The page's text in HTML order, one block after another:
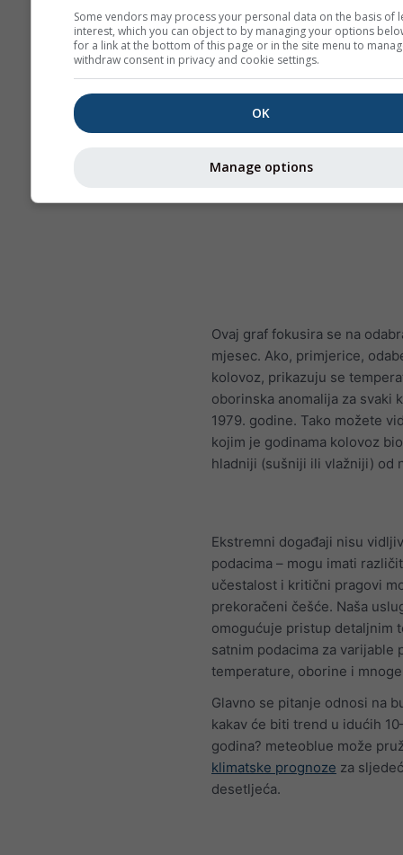
Ovaj graf fokusira se na
mjesec. Ako, primjerice,
kolovoz, prikazuju se
oborinska anomalija za svaki
1979. godine. Tako možete
kojim je godinama kolovoz
hladniji (sušniji ili vlažniji) od
Ekstremni događaji nisu
podacima – mogu imati
učestalost i kritični pragovi
prekoračeni češće. Naša
omogućuje pristup detaljnim
satnim podacima za varijable
temperature, oborine i
Glavno se pitanje odnosi na
kakav će biti trend u idućih
godina? meteoblue može
klimatske prognoze za
desetljeća.
Some vendors may process your personal data on the basis of
interest, which you can object to by managing your options
for a link at the bottom of this page or in the site menu to
withdraw consent in privacy and cookie settings.
OK
Manage options